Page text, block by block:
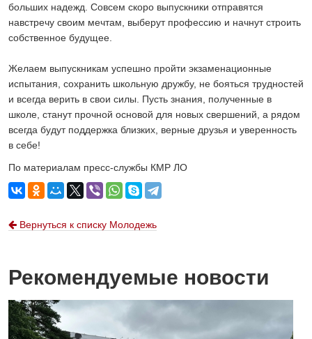
больших надежд. Совсем скоро выпускники отправятся
навстречу своим мечтам, выберут профессию и начнут строить
собственное будущее.
Желаем выпускникам успешно пройти экзаменационные
испытания, сохранить школьную дружбу, не бояться трудностей
и всегда верить в свои силы. Пусть знания, полученные в
школе, станут прочной основой для новых свершений, а рядом
всегда будут поддержка близких, верные друзья и уверенность
в себе!
По материалам пресс-службы КМР ЛО
Вернуться к списку Молодежь
Рекомендуемые новости